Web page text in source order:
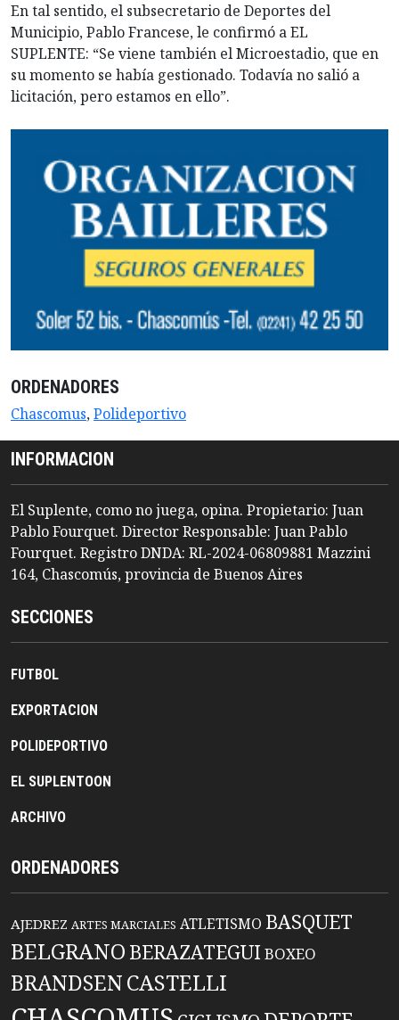
En tal sentido, el subsecretario de Deportes del
Municipio, Pablo Francese, le confirmó a EL
SUPLENTE: “Se viene también el Microestadio, que en
su momento se había gestionado. Todavía no salió a
licitación, pero estamos en ello”.
ORDENADORES
Chascomus,Polideportivo
INFORMACION
El Suplente, como no juega, opina. Propietario: Juan
Pablo Fourquet. Director Responsable: Juan Pablo
Fourquet. Registro DNDA: RL-2024-06809881 Mazzini
164, Chascomús, provincia de Buenos Aires
SECCIONES
FUTBOL
EXPORTACION
POLIDEPORTIVO
EL SUPLENTOON
ARCHIVO
ORDENADORES
AJEDREZ ARTES MARCIALES ATLETISMO BASQUET
BELGRANO BERAZATEGUIBOXEO
BRANDSENCASTELLI